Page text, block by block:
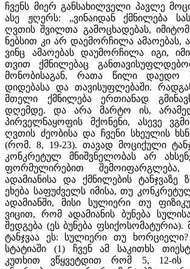
ჩვენს მიერ განსახილველი პავლე
ასე ჟღერს: „ვინაიდან ქმნილება
ღვთის შვილთა გამოცხადებას,
ნებსით კი არ დაემორჩილა ამაოებას,
ვინც ამაოებას დაუმორჩილა იგი,
თვით ქმნილებაც
მონობისაგან, რათა წილი დაედო
დიდებასა და თავისუფლებაში.
მთელი ქმნილება ერთიანად
დღემდე. და არა მარტო ის,
პირველნაყოფის მქონენი, ასევე
ღვთის ძეობისა და ჩვენი სხეულის
(რომ. 8, 19-23). თავად მოციქული
კონკრეტულ მნიშვნელობას არ
ფორმულირებით
ადამიანისა და ქმნილების
ეხება საფუძველს იმისა, თუ
ადამიანში, მისი სულიერი თუ
ვიცით, რომ ადამიანის ბუნება
შედგება (ეს ბუნება ფსიქოსომატურია).
ტანჯვაა ეს: სულიერი თუ
სტატიაში (1) ჩვენ ამ საკითხს
კუთხით ვწყვეტდით რომ 5, 12-ის